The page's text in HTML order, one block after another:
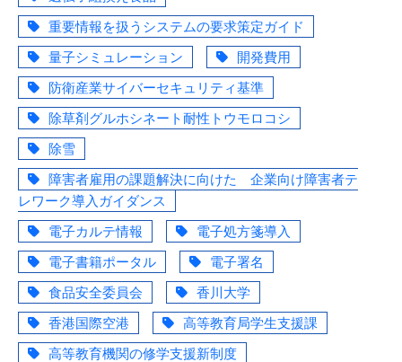
重要情報を扱うシステムの要求策定ガイド
量子シミュレーション
開発費用
防衛産業サイバーセキュリティ基準
除草剤グルホシネート耐性トウモロコシ
除雪
障害者雇用の課題解決に向けた 企業向け障害者テ
レワーク導入ガイダンス
電子カルテ情報
電子処方箋導入
電子書籍ポータル
電子署名
食品安全委員会
香川大学
香港国際空港
高等教育局学生支援課
高等教育機関の修学支援新制度